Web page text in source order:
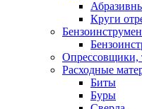
Круги
Опрессовщики,
Расходные
Биты
Буры